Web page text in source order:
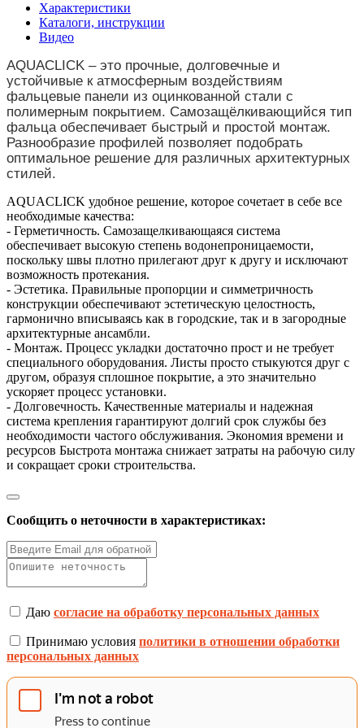
Характеристики
Каталоги, инструкции
Видео
AQUACLICK – это прочные, долговечные и
устойчивые к атмосферным воздействиям
фальцевые панели из оцинкованной стали с
полимерным покрытием. Самозащёлкивающийся тип
фальца обеспечивает быстрый и простой монтаж.
Разнообразие профилей позволяет подобрать
оптимальное решение для различных архитектурных
стилей.
AQUACLICK удобное решение, которое сочетает в себе все
необходимые качества:
- Герметичность. Самозащелкивающаяся система
обеспечивает высокую степень водонепроницаемости,
поскольку швы плотно прилегают друг к другу и исключают
возможность протекания.
- Эстетика. Правильные пропорции и симметричность
конструкции обеспечивают эстетическую целостность,
гармонично вписываясь как в городские, так и в загородные
архитектурные ансамбли.
- Монтаж. Процесс укладки достаточно прост и не требует
специального оборудования. Листы просто стыкуются друг с
другом, образуя сплошное покрытие, а это значительно
ускоряет процесс установки.
- Долговечность. Качественные материалы и надежная
система крепления гарантируют долгий срок службы без
необходимости частого обслуживания. Экономия времени и
ресурсов Быстрота монтажа снижает затраты на рабочую силу
и сокращает сроки строительства.
Сообщить о неточности в характеристиках:
Даю согласие на обработку персональных данных
Принимаю условия политики в отношении обработки
персональных данных